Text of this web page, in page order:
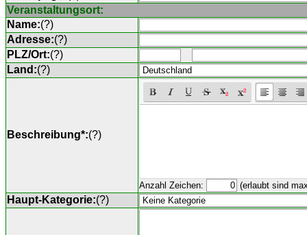
Veranstaltungsort:
Name:(?)
Adresse:(?)
PLZ/Ort:(?)
Land:(?)
Beschreibung*:(?)
Anzahl Zeichen: (erlaubt sind
Haupt-Kategorie:(?)